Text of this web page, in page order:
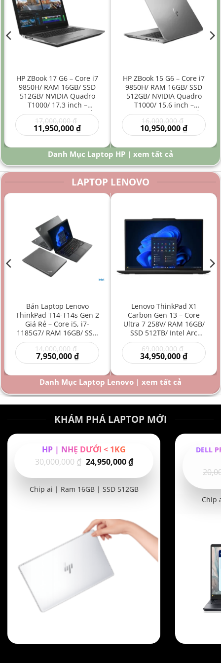
HP ZBook 17 G6 – Core i7
9850H/ RAM 16GB/ SSD
512GB/ NVIDIA Quadro
T1000/ 17.3 inch –
Laptop Workstation Đồ
Họa Kỹ Thuật Màn Hình
Lớn
17,000,000₫
gốc
là:
17,000,000 ₫.
11,950,000₫Giá
hiện
là:
11,950,000 ₫.
HP ZBook 15 G6 – Core i7
9850H/ RAM 16GB/ SSD
512GB/ NVIDIA Quadro
T1000/ 15.6 inch –
Laptop Workstation Đồ
Họa Kỹ Thuật Hiệu Năng
Cao
16,000,000₫
gốc
là:
10,950,000₫Giá
hiện
là:
₫.
Danh Mục Laptop HP | xem tất cả
LAPTOP LENOVO
Bán Laptop Lenovo
ThinkPad T14-T14s Gen 2
Giá Rẻ – Core i5, i7-
1185G7/ RAM 16GB/ SSD
512GB/ Intel Iris Xe
Graphics/ 14 inch –
Laptop doanh nhân/
Laptop bền bỉ/ Laptop
hiệu năng mạnh giá rẻ
14,000,000₫
gốc
là:
14,000,000 ₫.
7,950,000₫Giá
hiện
là:
7,950,000 ₫.
Lenovo ThinkPad X1
Carbon Gen 13 – Core
Ultra 7 258V/ RAM 16GB/
SSD 512TB/ Intel Arc
Graphics 140V/ 14 inch –
Laptop AI Doanh Nhân
Siêu Cao Cấp Mỏng Nhẹ
69,000,000₫
gốc
là:
34,950,000₫Giá
hiện
là:
₫.
Danh Mục Laptop Lenovo | xem tất cả
KHÁM PHÁ LAPTOP MỚI
HP | NHẸ DƯỚI < 1KG
30,000,000₫ Giá
là:
24,950,000₫Giá
hiện
tại
Chip ai | Ram 16GB | SSD 512GB
DELL
Chip